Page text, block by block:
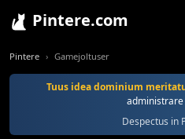
Pintere.com
Pintere Gamejoltuser
Tuus idea dominium
administrare
Despectus in